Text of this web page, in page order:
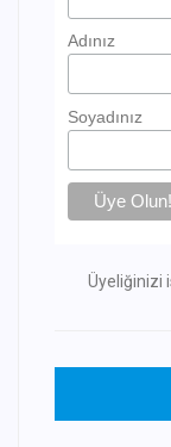
Adınız
Soyadınız
Üyeliğinizi